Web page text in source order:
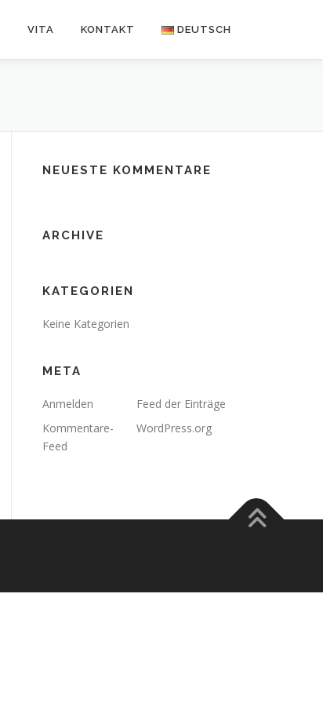
VITA KONTAKT DEUTSCH
NEUESTE KOMMENTARE
ARCHIVE
KATEGORIEN
Keine Kategorien
META
Anmelden
Feed der Einträge
Kommentare-
Feed
WordPress.org